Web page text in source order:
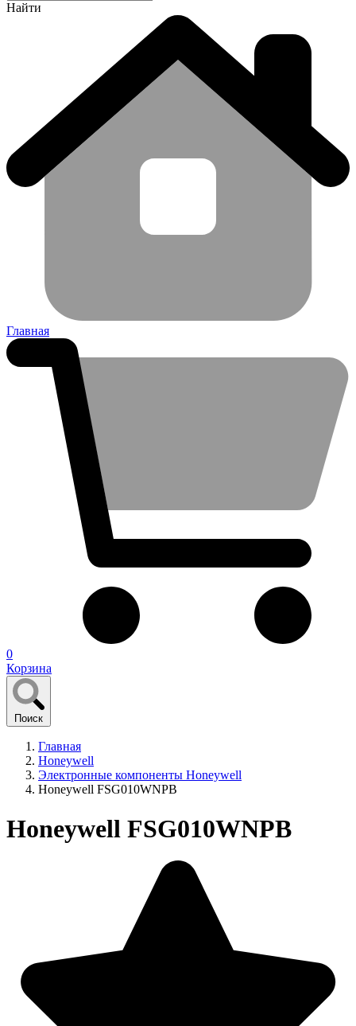
Найти
Главная
0
Корзина
Поиск
Главная
Honeywell
Электронные компоненты Honeywell
Honeywell FSG010WNPB
Honeywell FSG010WNPB